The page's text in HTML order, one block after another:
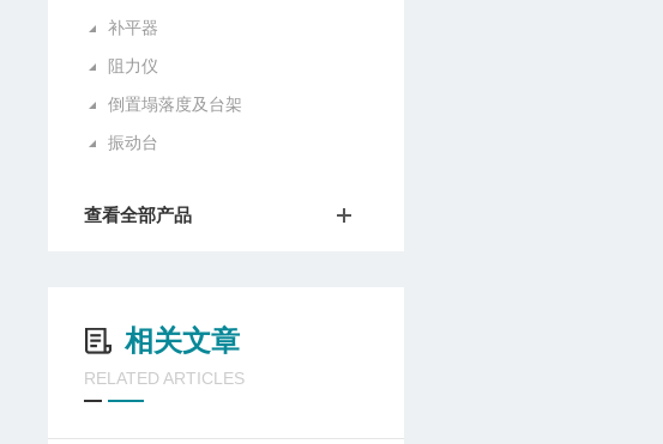
补平器
阻力仪
倒置塌落度及台架
振动台
查看全部产品
相关文章
RELATED ARTICLES